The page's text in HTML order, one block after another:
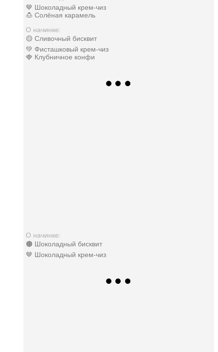
🤎 Шоколадный крем-чиз
🍮 Солёная карамель
О начинке:
🟡 Сливочный бисквит
💚 Фисташковый крем-чиз
🍓 Клубничное конфи
О начинке:
🟤 Шоколадный бисквит
🤎 Шоколадный крем-чиз